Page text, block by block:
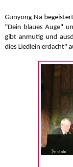
Gunyong Na
"Dein blaues Auge"
gibt anmutig und
dies Liedlein erdacht"